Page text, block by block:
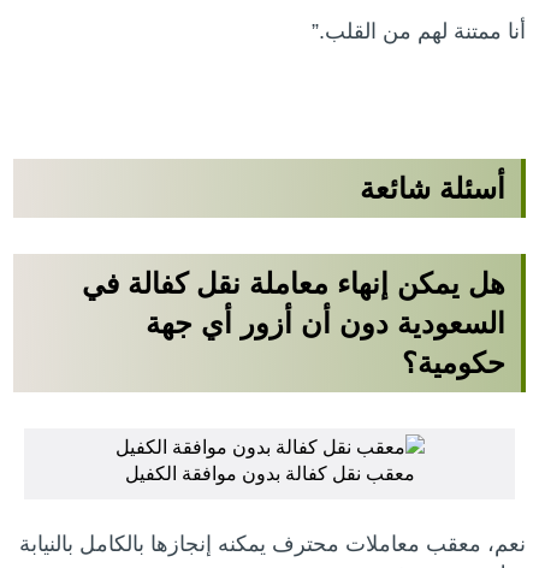
أنا ممتنة لهم من القلب.”
أسئلة شائعة
هل يمكن إنهاء معاملة نقل كفالة في
السعودية دون أن أزور أي جهة
حكومية؟
معقب نقل كفالة بدون موافقة الكفيل
نعم، معقب معاملات محترف يمكنه إنجازها بالكامل بالنيابة